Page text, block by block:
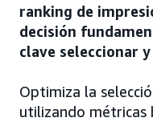
ranking de
decisión
clave seleccionar
Optimiza la
utilizando métricas